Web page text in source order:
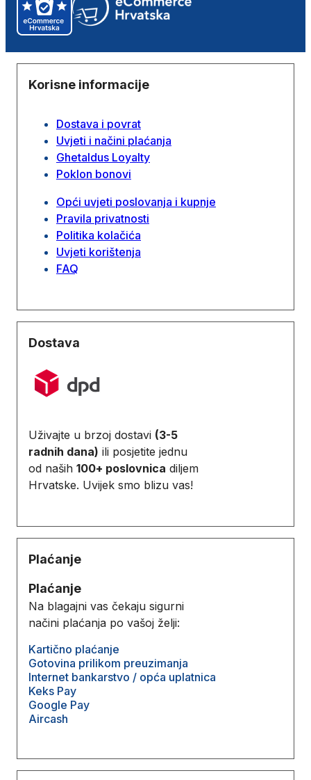
Korisne informacije
Dostava i povrat
Uvjeti i načini plaćanja
Ghetaldus Loyalty
Poklon bonovi
Opći uvjeti poslovanja i kupnje
Pravila privatnosti
Politika kolačića
Uvjeti korištenja
FAQ
Dostava
Uživajte u brzoj dostavi (3-5
radnih dana) ili posjetite jednu
od naših 100+ poslovnica diljem
Hrvatske. Uvijek smo blizu vas!
Plaćanje
Plaćanje
Na blagajni vas čekaju sigurni
načini plaćanja po vašoj želji:
Kartično plaćanje
Gotovina prilikom preuzimanja
Internet bankarstvo / opća uplatnica
Keks Pay
Google Pay
Aircash